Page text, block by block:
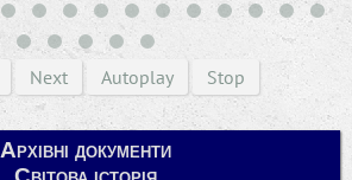
Next Autoplay Stop
Архівні документи